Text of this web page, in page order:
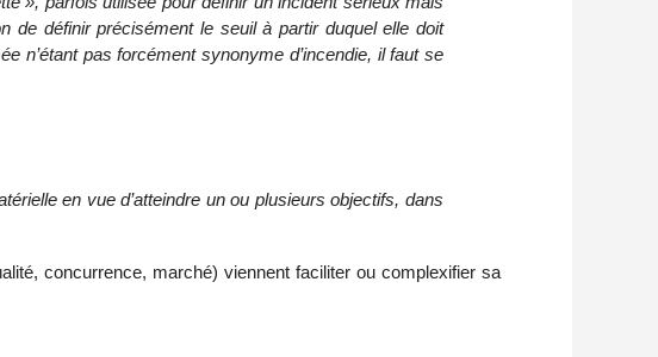
de définir précisément le seuil à partir duquel elle doit
n’étant pas forcément synonyme d’incendie, il faut se
en vue d’atteindre un ou plusieurs objectifs, dans
concurrence, marché) viennent faciliter ou complexifier sa